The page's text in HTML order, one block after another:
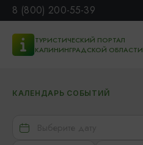
8 (800) 200-55-39
ТУРИСТИЧЕСКИЙ ПОРТАЛ
КАЛИНИНГРАДСКОЙ ОБЛАСТИ
КАЛЕНДАРЬ СОБЫТИЙ